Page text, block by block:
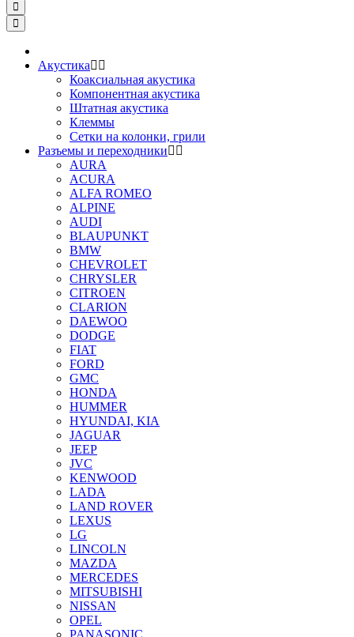
Акустика
Коаксиальная акустика
Компонентная акустика
Штатная акустика
Клеммы
Сетки на колонки, грили
Разъемы и переходники
AURA
ACURA
ALFA ROMEO
ALPINE
AUDI
BLAUPUNKT
BMW
CHEVROLET
CHRYSLER
CITROEN
CLARION
DAEWOO
DODGE
FIAT
FORD
GMC
HONDA
HUMMER
HYUNDAI, KIA
JAGUAR
JEEP
JVC
KENWOOD
LADA
LAND ROVER
LEXUS
LG
LINCOLN
MAZDA
MERCEDES
MITSUBISHI
NISSAN
OPEL
PANASONIC